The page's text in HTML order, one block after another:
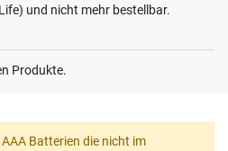
und nicht mehr bestellbar.
Produkte.
Batterien die nicht im